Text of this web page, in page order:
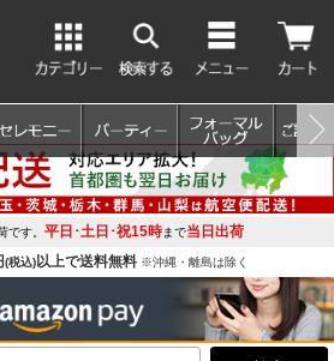
です。 平日･土日･祝15時まで当日出荷
(税込)以上で送料無料 ※沖縄・離島は除く